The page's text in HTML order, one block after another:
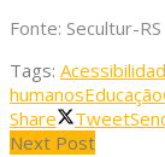
Fonte: Secultur-RS
Tags:
humanosEducação
Share
Tweet
Next Post